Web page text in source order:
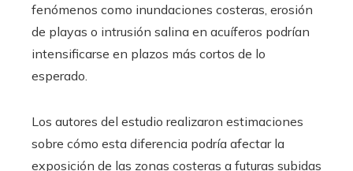
fenómenos como inundaciones costeras, erosión
de playas o intrusión salina en acuíferos podrían
intensificarse en plazos más cortos de lo
esperado.
Los autores del estudio realizaron estimaciones
sobre cómo esta diferencia podría afectar la
exposición de las zonas costeras a futuras subidas